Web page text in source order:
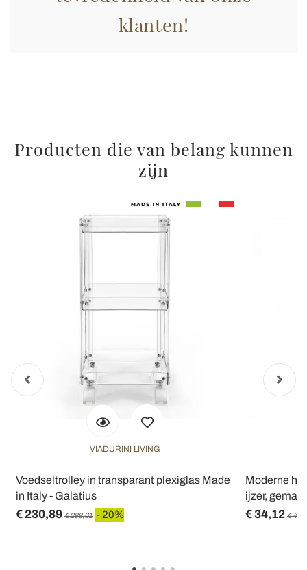
klanten!
Producten die van belang kunnen
zijn
VIADURINI LIVING
Voedseltrolley in transparant plexiglas Made
in Italy - Galatius
€ 230,89 € 288,61 - 20%
Moderne
ijzer,
€ 34,12 €